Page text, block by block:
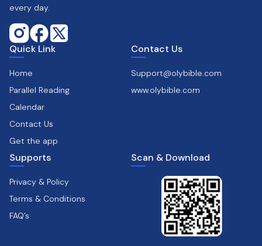
every day.
Quick Link
Home
Parallel Reading
Calendar
Contact Us
Get the app
Contact Us
Support@olybible.com
www.olybible.com
Supports
Privacy & Policy
Terms & Conditions
FAQ’s
Scan & Download